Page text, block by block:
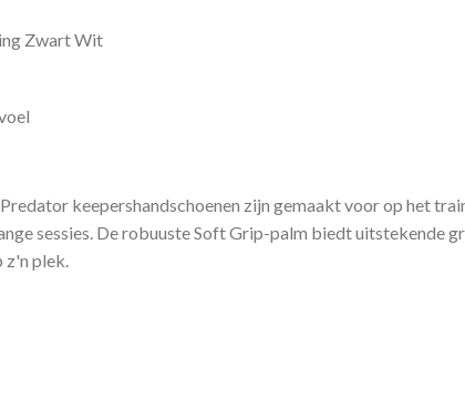
Zwart Wit
keepershandschoenen zijn gemaakt voor op het
sessies. De robuuste Soft Grip-palm biedt uitstekende
z'n plek.